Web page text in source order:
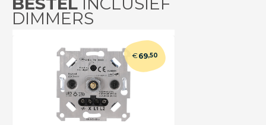
DIMMERS
€69,50